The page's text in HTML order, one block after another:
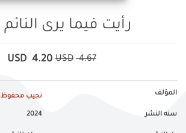
رأيت فيما يرى النائم
4.67
USD
4.20
USD
المؤلف نجيب محفوظ
سنه النشر 2024